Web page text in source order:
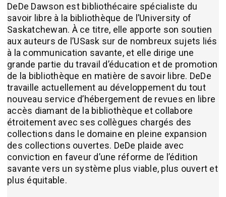
DeDe Dawson est bibliothécaire spécialiste du
savoir libre à la bibliothèque de l’University of
Saskatchewan. À ce titre, elle apporte son soutien
aux auteurs de l’USask sur de nombreux sujets liés
à la communication savante, et elle dirige une
grande partie du travail d’éducation et de promotion
de la bibliothèque en matière de savoir libre. DeDe
travaille actuellement au développement du tout
nouveau service d’hébergement de revues en libre
accès diamant de la bibliothèque et collabore
étroitement avec ses collègues chargés des
collections dans le domaine en pleine expansion
des collections ouvertes. DeDe plaide avec
conviction en faveur d’une réforme de l’édition
savante vers un système plus viable, plus ouvert et
plus équitable.